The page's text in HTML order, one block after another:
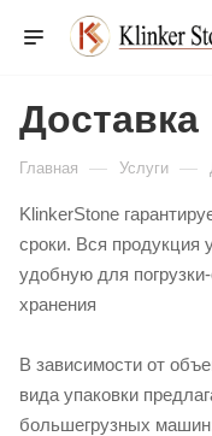
Доставка
Главная — Услуги —
KlinkerStone
сроки. Вся продукция
удобную для
хранения
В зависимости от
вида упаковки
большегрузных